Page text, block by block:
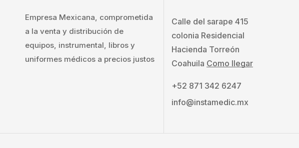
Empresa Mexicana, comprometida
a la venta y distribución de
equipos, instrumental, libros y
uniformes médicos a precios justos
Calle del sarape 415
colonia Residencial
Hacienda Torreón
Coahuila Como llegar
+52 871 342 6247
info@instamedic.mx